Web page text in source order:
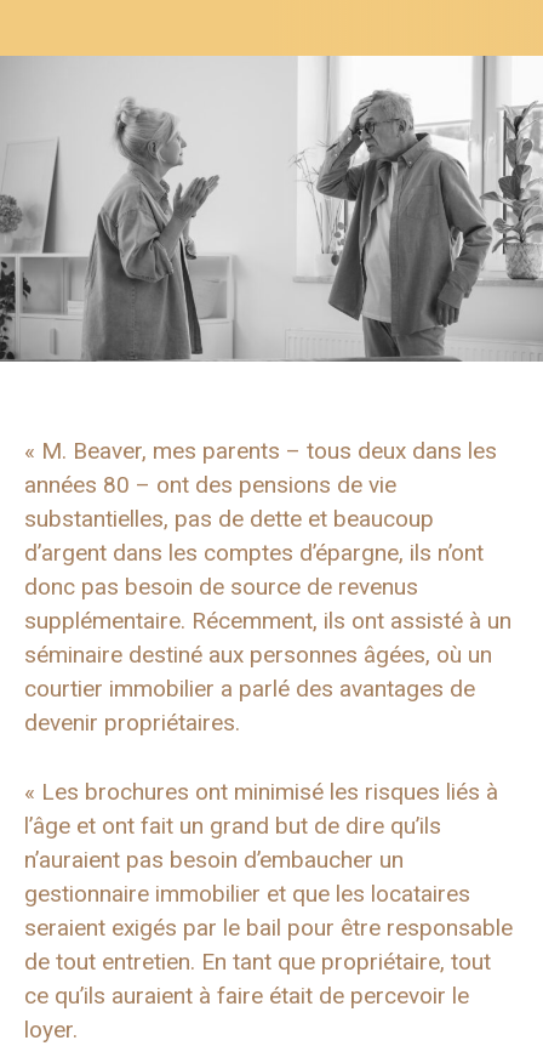
« M. Beaver, mes parents – tous deux dans les
années 80 – ont des pensions de vie
substantielles, pas de dette et beaucoup
d’argent dans les comptes d’épargne, ils n’ont
donc pas besoin de source de revenus
supplémentaire. Récemment, ils ont assisté à un
séminaire destiné aux personnes âgées, où un
courtier immobilier a parlé des avantages de
devenir propriétaires.
« Les brochures ont minimisé les risques liés à
l’âge et ont fait un grand but de dire qu’ils
n’auraient pas besoin d’embaucher un
gestionnaire immobilier et que les locataires
seraient exigés par le bail pour être responsable
de tout entretien. En tant que propriétaire, tout
ce qu’ils auraient à faire était de percevoir le
loyer.